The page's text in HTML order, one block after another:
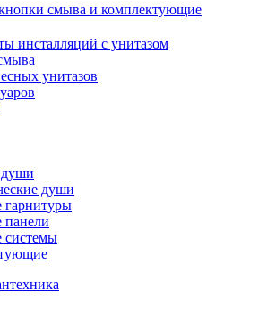
смыва и комплектующие
инсталляций с унитазом
унитазов
души